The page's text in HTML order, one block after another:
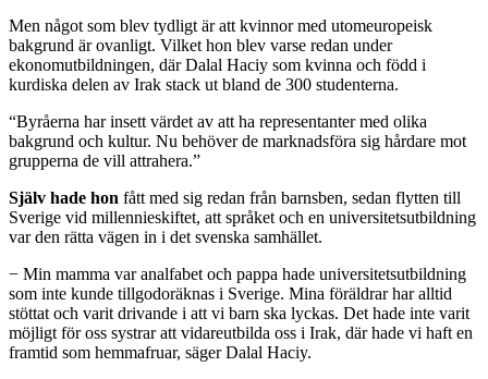
Men något som blev tydligt är att kvinnor med utomeuropeisk
bakgrund är ovanligt. Vilket hon blev varse redan under
ekonomutbildningen, där Dalal Haciy som kvinna och född i
kurdiska delen av Irak stack ut bland de 300 studenterna.
“Byråerna har insett värdet av att ha representanter med olika
bakgrund och kultur. Nu behöver de marknadsföra sig hårdare mot
grupperna de vill attrahera.”
Själv hade hon fått med sig redan från barnsben, sedan flytten till
Sverige vid millennieskiftet, att språket och en universitetsutbildning
var den rätta vägen in i det svenska samhället.
− Min mamma var analfabet och pappa hade universitetsutbildning
som inte kunde tillgodoräknas i Sverige. Mina föräldrar har alltid
stöttat och varit drivande i att vi barn ska lyckas. Det hade inte varit
möjligt för oss systrar att vidareutbilda oss i Irak, där hade vi haft en
framtid som hemmafruar, säger Dalal Haciy.